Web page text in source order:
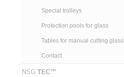
Special trolleys
Protection pools for glass
Tables for manual cutting glass
Contact
NSGTEC™